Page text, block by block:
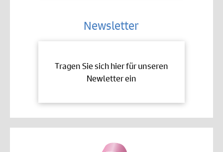
Newsletter
Tragen Sie sich hier für unseren
Newletter ein